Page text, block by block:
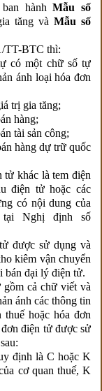
ban hànhMẫu số
tăng vàMẫu số
TT-BTC thì:
có một chữ số tự
ánh loại hóa đơn
trị gia tăng;
hàng;
tài sản công;
hàng dự trữ quốc
tử khác là tem điện
điện tử hoặc các
có nội dung của
Nghị định số
được sử dụng và
kiêm vận chuyển
bán đại lý điện tử.
cả chữ viết và
ánh các thông tin
hoặc hóa đơn
điện tử được sử
định là C hoặc K
cơ quan thuế, K